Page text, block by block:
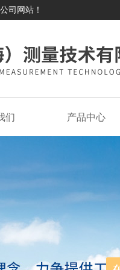
司网站！
们 产品中心